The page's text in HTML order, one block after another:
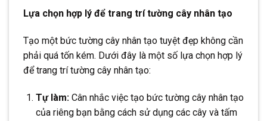
Lựa chọn hợp lý để trang trí tường cây nhân tạo
Tạo một bức tường cây nhân tạo tuyệt đẹp không cần
phải quá tốn kém. Dưới đây là một số lựa chọn hợp lý
để trang trí tường cây nhân tạo:
Tự làm:Cân nhắc việc tạo bức tường cây nhân tạo
của riêng bạn bằng cách sử dụng các cây và tấm